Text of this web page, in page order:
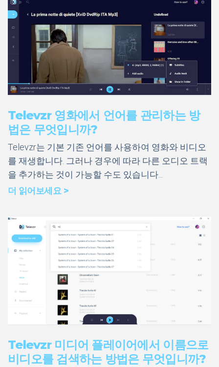
Televzr 영화에서 언어를 관리하는 방
법은 무엇입니까?
Televzr는 기본 기존 언어를 사용하여 영화와 비디오
를 재생합니다. 그러나 경우에 따라 다른 오디오 트랙
을 추가하는 것이 가능할 수도 있습니다...
더 읽어보세요 >
Televzr 미디어 플레이어에서 이름으로
비디오를 검색하는 방법은 무엇입니까?